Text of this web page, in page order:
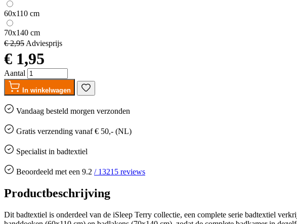
60x110 cm
70x140 cm
€ 2,95 Adviesprijs
€ 1,95
Aantal
In winkelwagen
Vandaag besteld morgen verzonden
Gratis verzending vanaf € 50,- (NL)
Specialist in badtextiel
Beoordeeld met een 9.2 / 13215 reviews
Productbeschrijving
Dit badtextiel is onderdeel van de iSleep Terry collectie, een complete serie badtextiel